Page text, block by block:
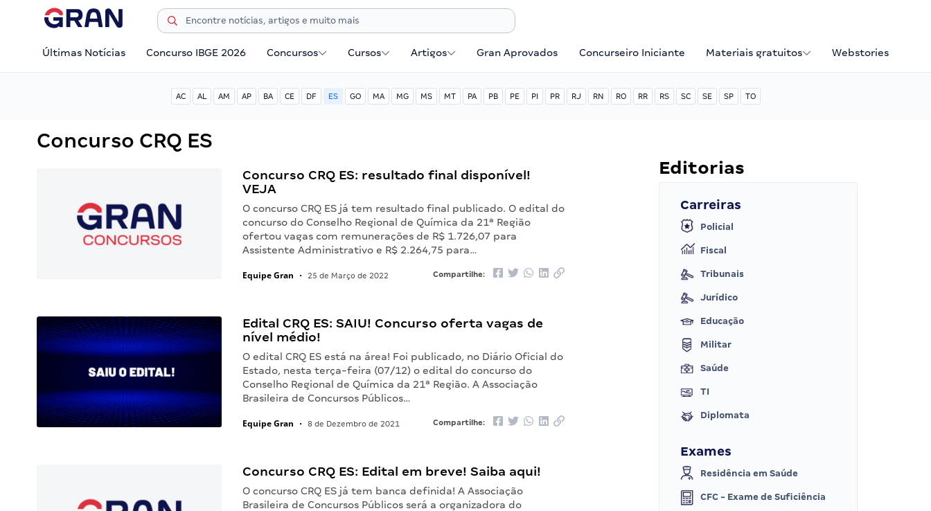
Últimas Notícias Concurso IBGE 2026 Concursos Cursos Artigos Gran Aprovados Concurseiro Iniciante Materiais gratuitos Webstories
AC AL AM AP BA CE DF ES GO MA MG MS MT PA PB PE PI PR RJ RN RO RR RS SC SE SP TO
Concurso CRQ ES
Concurso CRQ ES: resultado final disponível!
VEJA
O concurso CRQ ES já tem resultado final publicado. O edital do
concurso do Conselho Regional de Química da 21ª Região
ofertou vagas com remunerações de R$ 1.726,07 para
Assistente Administrativo e R$ 2.264,75 para…
Equipe Gran • 25 de Março de 2022 Compartilhe:
Edital CRQ ES: SAIU! Concurso oferta vagas de
nível médio!
O edital CRQ ES está na área! Foi publicado, no Diário Oficial do
Estado, nesta terça-feira (07/12) o edital do concurso do
Conselho Regional de Química da 21ª Região. A Associação
Brasileira de Concursos Públicos…
Equipe Gran • 8 de Dezembro de 2021 Compartilhe:
Concurso CRQ ES: Edital em breve! Saiba aqui!
O concurso CRQ ES já tem banca definida! A Associação
Brasileira de Concursos Públicos será a organizadora do
Editorias
Carreiras
Policial
Fiscal
Tribunais
Jurídico
Educação
Militar
Saúde
TI
Diplomata
Exames
Residência em Saúde
CFC - Exame de Suficiência